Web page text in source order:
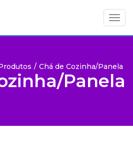
/ Chá de Cozinha/Panela
Panela